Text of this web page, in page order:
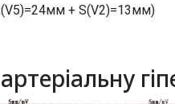
+ S(V2)=13мм)